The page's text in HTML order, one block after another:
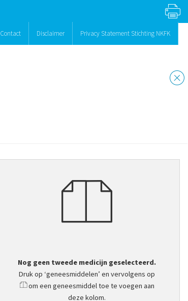
Contact Disclaimer Privacy Statement Stichting NKFK
Nog geen tweede medicijn geselecteerd.
Druk op ‘geneesmiddelen’ en vervolgens op
om een geneesmiddel toe te voegen aan
deze kolom.